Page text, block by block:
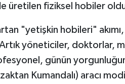
üretilen fiziksel hobiler
"yetişkin hobileri"
yöneticiler, doktorlar,
günün
Kumandalı) aracı